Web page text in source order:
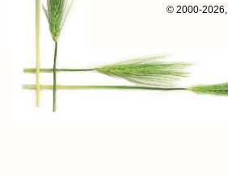
© 2000-2026,